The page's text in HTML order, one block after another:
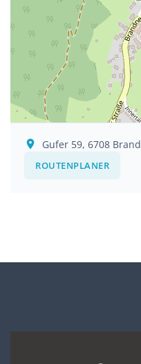
Gufer 59, 6708 Brand
ROUTENPLANER